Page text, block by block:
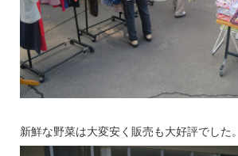
新鮮な野菜は大変安く販売も大好評でした。